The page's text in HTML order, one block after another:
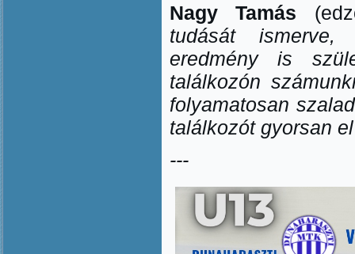
Nagy Tamás
tudását
eredmény is
találkozón
folyamatosan
találkozót gyorsan
---